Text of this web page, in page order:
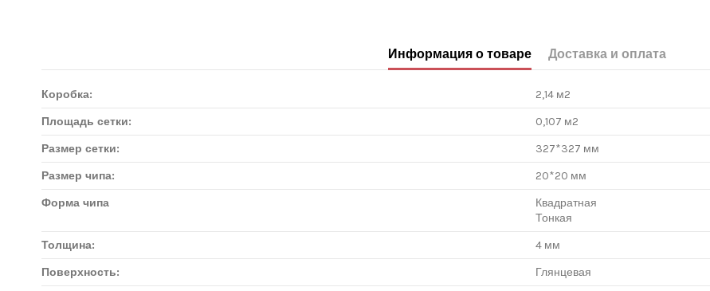
Информация о товаре Доставка и оплата
Коробка:
2,14 м2
Площадь сетки:
0,107 м2
Размер сетки:
327*327 мм
Размер чипа:
20*20 мм
Форма чипа
Квадратная
Тонкая
Толщина:
4 мм
Поверхность:
Глянцевая